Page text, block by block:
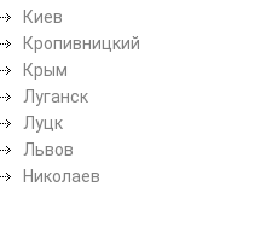
Киев
Кропивницкий
Крым
Луганск
Луцк
Львов
Николаев